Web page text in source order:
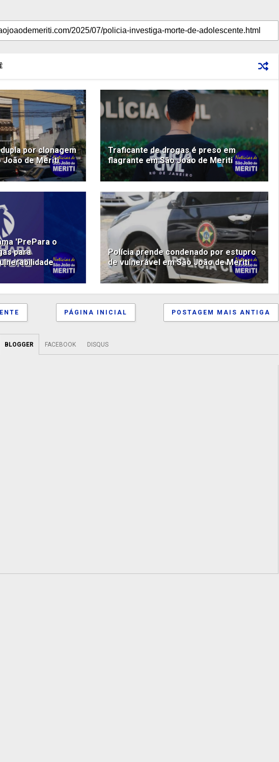
por clonagem
João de Meriti
Traficante de drogas é preso em
flagrante em São João de Meriti
'PrePara o
para
Polícia prende condenado por estupro
de vulnerável em São João de Meriti
POSTAGEM MAIS ANTIGA
PÁGINA INICIAL
BLOGGER FACEBOOK DISQUS